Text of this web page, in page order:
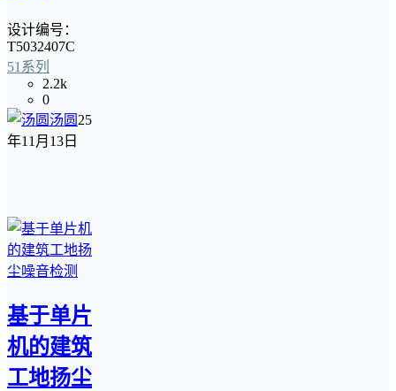
设计编号：
T5032407C
51系列
2.2k
0
汤圆 25
年11月13日
基于单片
机的建筑
工地扬尘